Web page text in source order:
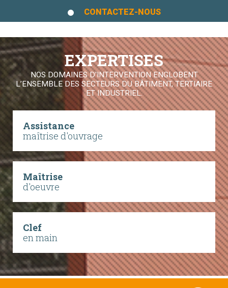
CONTACTEZ-NOUS
EXPERTISES
NOS DOMAINES D'INTERVENTION ENGLOBENT
L’ENSEMBLE DES SECTEURS DU BÂTIMENT, TERTIAIRE
ET INDUSTRIEL.
Assistance
maîtrise d'ouvrage
Maîtrise
d'oeuvre
Clef
en main